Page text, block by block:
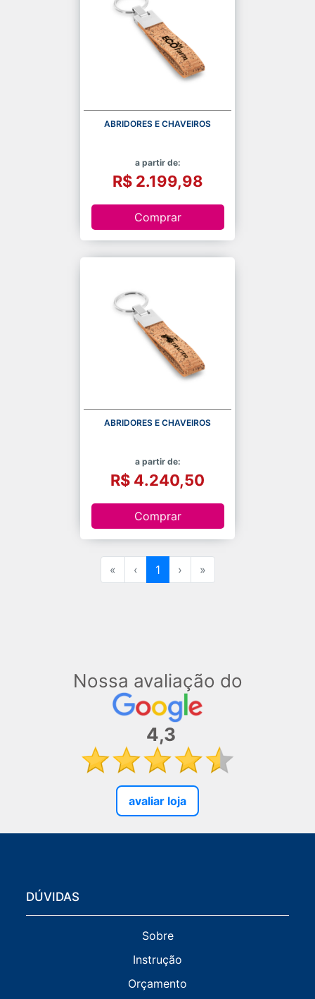
ABRIDORES E CHAVEIROS
a partir de:
R$ 2.199,98
Comprar
ABRIDORES E CHAVEIROS
a partir de:
R$ 4.240,50
Comprar
« ‹ 1 › »
Nossa avaliação do
4,3
avaliar loja
DÚVIDAS
Sobre
Instrução
Orçamento